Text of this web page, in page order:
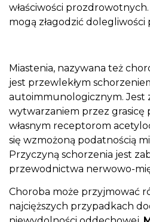
właściwości prozdrowotnych.
mogą złagodzić dolegliwości
Miastenia, nazywana też
jest przewlekłym
autoimmunologicznym. Jest
wytwarzaniem przez grasicę
własnym receptorom
się wzmożoną podatnością
Przyczyną schorzenia jest
przewodnictwa nerwowo-
Choroba może przyjmować
najcięższych przypadkach